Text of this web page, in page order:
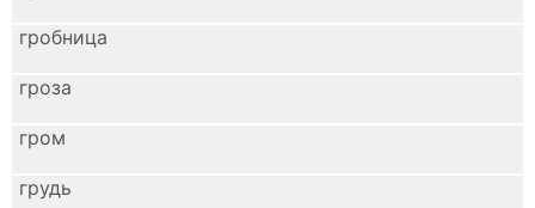
гробница
гроза
гром
грудь